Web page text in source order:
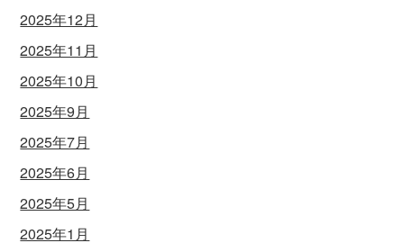
2025年12月
2025年11月
2025年10月
2025年9月
2025年7月
2025年6月
2025年5月
2025年1月